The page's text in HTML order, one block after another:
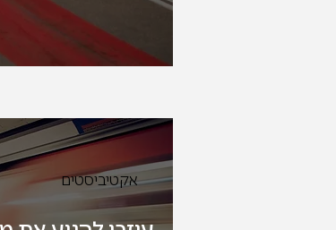
אקטיביסטים